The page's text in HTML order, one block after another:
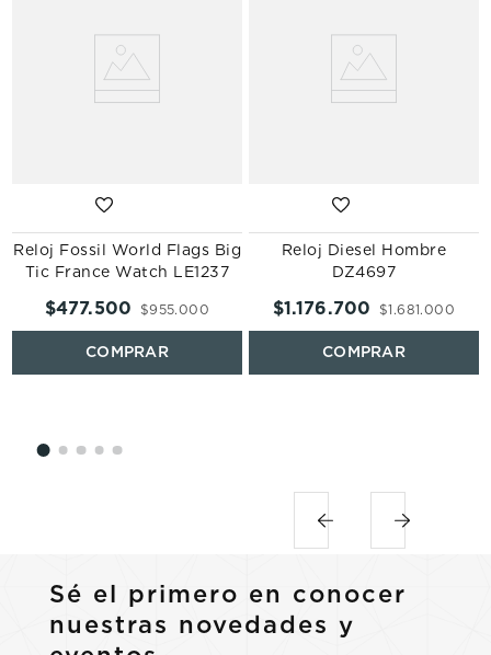
Reloj Fossil World Flags Big
Tic France Watch LE1237
$955.000
$477.500
Reloj Diesel Hombre
DZ4697
$1 .681.000
$1.176.700
Sé el primero en conocer
nuestras novedades y